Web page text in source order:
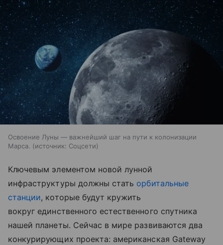
Освоение Луны — важнейший шаг на пути к колонизации
Марса.
источник: Соцсети
Ключевым элементом новой лунной
инфраструктуры должны стать орбитальные
станции, которые будут кружить
вокруг единственного естественного спутника
нашей планеты. Сейчас в мире развиваются два
конкурирующих проекта: американская Gateway